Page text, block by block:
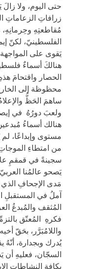
حتى اليوم، ولا
زرافاتِ الزعاماتِ
مُقاطعتِهِ
الفلسطينيّ، لكنّ
يَقوى على
هنالكَ أسماءٌ
الحصار واقتحامَ
محظوظة إلى
ساهمَ الحَظُّ
ولعبَ دورُهُ في
هنالك أسماءُ
مستوى وإبداعًا، لم
من امتطاءِ
سجينةً في قمقمِ
يَصحو عالمُنا
مَدى الإجحافِ الذي
آملُ في المستقبلِ
المُثقف والمُبدعُ
فكرهِ المُعتّق
واللامُبَرَّر، بحَقّ
يُدرك وبجدارة،
السجّان، فعليهِ أن
بكافةِ النشاطاتِ